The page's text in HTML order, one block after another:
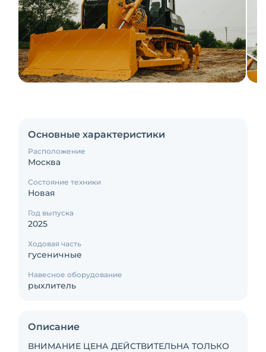
Основные характеристики
Расположение
Москва
Состояние техники
Новая
Год выпуска
2025
Ходовая часть
гусеничные
Навесное оборудование
рыхлитель
Описание
ВНИМАНИЕ ЦЕНА ДЕЙСТВИТЕЛЬНА ТОЛЬКО